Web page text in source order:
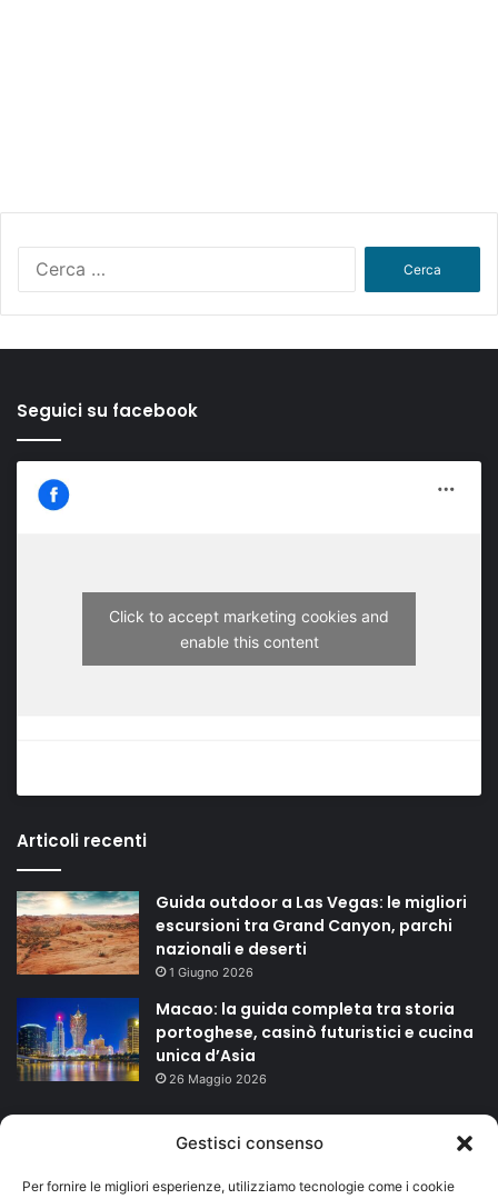
Gestisci consenso
Per fornire le migliori esperienze, utilizziamo tecnologie come i cookie
Seguici su facebook
Click to accept marketing cookies and
enable this content
Articoli recenti
Guida outdoor a Las Vegas: le migliori
escursioni tra Grand Canyon, parchi
nazionali e deserti
1 Giugno 2026
Macao: la guida completa tra storia
portoghese, casinò futuristici e cucina
unica d’Asia
26 Maggio 2026